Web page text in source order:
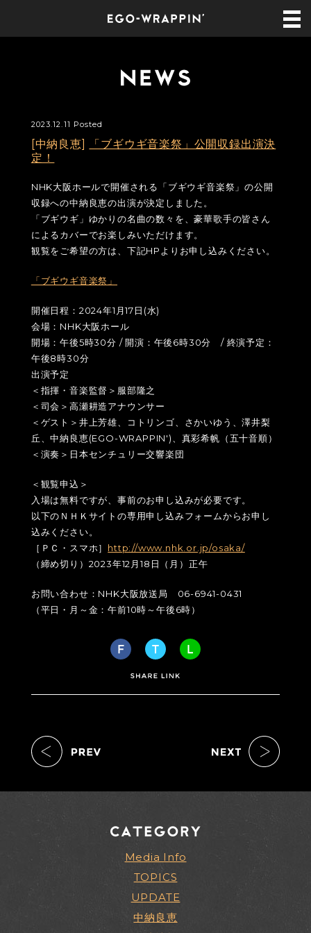
2023.12.11 Posted
[中納良恵]
「ブギウギ音楽祭」公開収録出演決
定！
NHK大阪ホールで開催される「ブギウギ音楽祭」の公開
収録への中納良恵の出演が決定しました。
「ブギウギ」ゆかりの名曲の数々を、豪華歌手の皆さん
によるカバーでお楽しみいただけます。
観覧をご希望の方は、下記HPよりお申し込みください。
「ブギウギ音楽祭」
開催日程：2024年1月17日(水)
会場：NHK大阪ホール
開場：午後5時30分 / 開演：午後6時30分 / 終演予定：
午後8時30分
出演予定
＜指揮・音楽監督＞服部隆之
＜司会＞高瀬耕造アナウンサー
＜ゲスト＞井上芳雄、コトリンゴ、さかいゆう、澤井梨
丘、中納良恵(EGO-WRAPPIN')、真彩希帆（五十音順）
＜演奏＞日本センチュリー交響楽団
＜観覧申込＞
入場は無料ですが、事前のお申し込みが必要です。
以下のＮＨＫサイトの専用申し込みフォームからお申し
込みください。
［ＰＣ・スマホ］ http://www.nhk.or.jp/osaka/
（締め切り）2023年12月18日（月）正午
お問い合わせ：NHK大阪放送局 06-6941-0431
（平日・月～金：午前10時～午後6時）
Media Info
TOPICS
UPDATE
中納良恵